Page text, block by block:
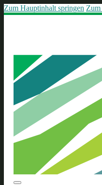
Zum Hauptinhalt springen Zum